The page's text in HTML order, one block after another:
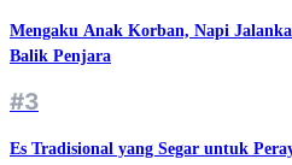
Mengaku Anak Korban, Napi
Balik Penjara
#3
Es Tradisional yang Segar untuk